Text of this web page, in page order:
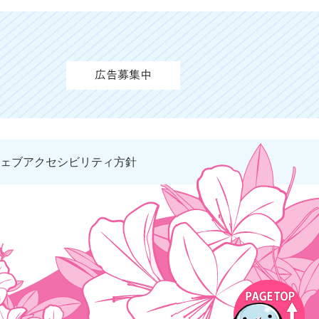
ブアクセシビリティ方針